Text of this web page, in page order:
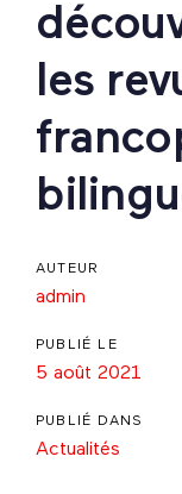
les
AUTEUR
admin
PUBLIÉ LE
5 août 2021
PUBLIÉ DANS
Actualités